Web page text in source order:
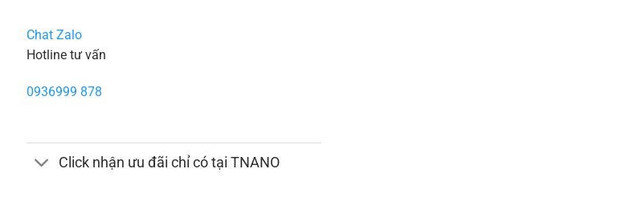
Chat Zalo
Hotline tư vấn
0936999 878
Click nhận ưu đãi chỉ có tại TNANO